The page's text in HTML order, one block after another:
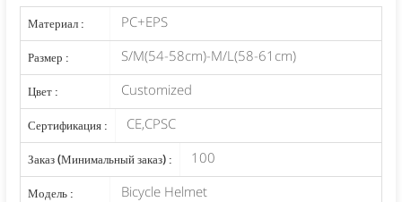
Материал : PC+EPS
Размер : S/M(54-58cm)-M/L(58-61cm)
Цвет : Customized
Сертификация : CE,CPSC
Заказ (Минимальный заказ) : 100
Модель : Bicycle Helmet